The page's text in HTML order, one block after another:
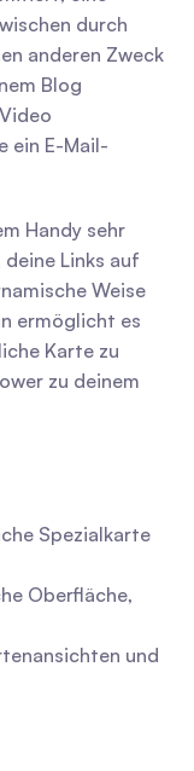
durch
anderen Zweck
Blog
ein E-Mail-
Handy sehr
Links auf
Weise
ermöglicht es
Karte zu
zu deinem
Spezialkarte
Oberfläche,
und